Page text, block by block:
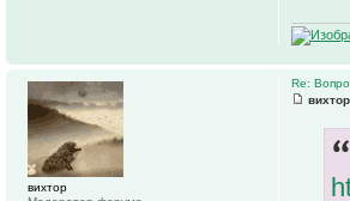
Re:
вихтор
вихтор